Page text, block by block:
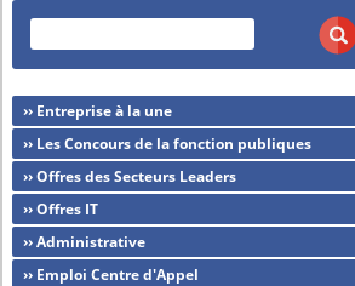
›› Entreprise à la une
›› Les Concours de la fonction publiques
›› Offres des Secteurs Leaders
›› Offres IT
›› Administrative
›› Emploi Centre d'Appel